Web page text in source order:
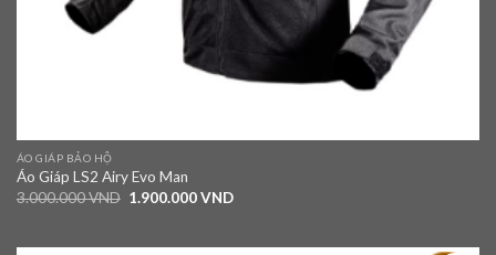
ÁO GIÁP BẢO HỘ
Áo Giáp LS2 Airy Evo Man
3.000.000VND 1.900.000VND